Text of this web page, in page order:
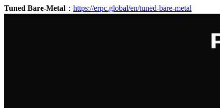
Tuned Bare-Metal ： https://erpc.global/en/tuned-bare-metal